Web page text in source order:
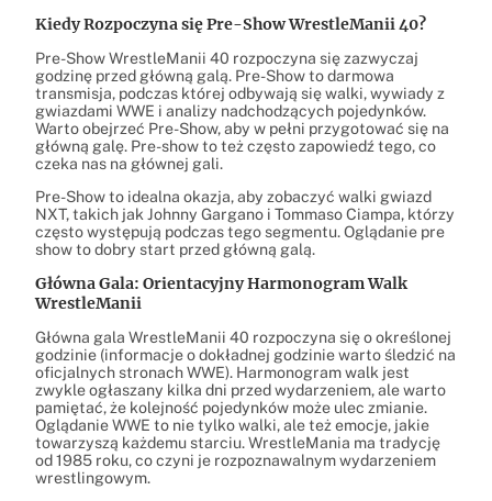
Kiedy Rozpoczyna się Pre-Show WrestleManii 40?
Pre-Show WrestleManii 40 rozpoczyna się zazwyczaj
godzinę przed główną galą. Pre-Show to darmowa
transmisja, podczas której odbywają się walki, wywiady z
gwiazdami WWE i analizy nadchodzących pojedynków.
Warto obejrzeć Pre-Show, aby w pełni przygotować się na
główną galę. Pre-show to też często zapowiedź tego, co
czeka nas na głównej gali.
Pre-Show to idealna okazja, aby zobaczyć walki gwiazd
NXT, takich jak Johnny Gargano i Tommaso Ciampa, którzy
często występują podczas tego segmentu. Oglądanie pre
show to dobry start przed główną galą.
Główna Gala: Orientacyjny Harmonogram Walk
WrestleManii
Główna gala WrestleManii 40 rozpoczyna się o określonej
godzinie (informacje o dokładnej godzinie warto śledzić na
oficjalnych stronach WWE). Harmonogram walk jest
zwykle ogłaszany kilka dni przed wydarzeniem, ale warto
pamiętać, że kolejność pojedynków może ulec zmianie.
Oglądanie WWE to nie tylko walki, ale też emocje, jakie
towarzyszą każdemu starciu. WrestleMania ma tradycję
od 1985 roku, co czyni je rozpoznawalnym wydarzeniem
wrestlingowym.